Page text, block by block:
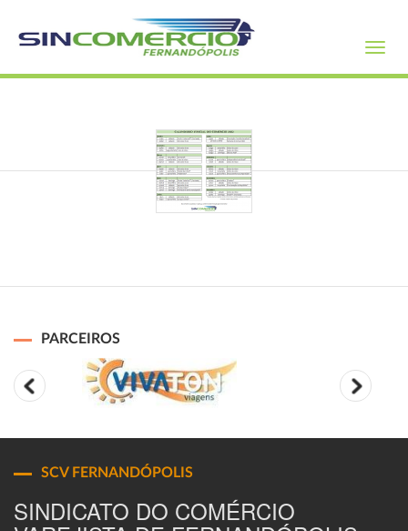
PARCEIROS
SCV FERNANDÓPOLIS
SINDICATO DO COMÉRCIO